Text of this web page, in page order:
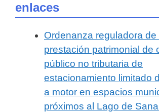
enlaces
Ordenanza reguladora de
prestación patrimonial de
público no tributaria de
estacionamiento limitado
a motor en espacios
próximos al Lago de